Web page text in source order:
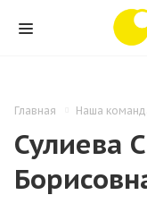
Главная Наша
Сулиева